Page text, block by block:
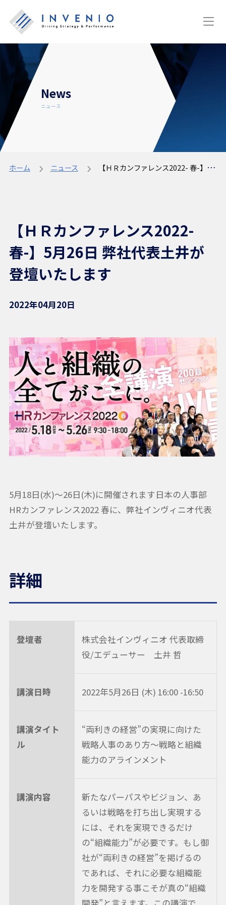
News
ニュース
ホーム ニュース 【ＨＲカンファレンス2022- 春-】5月26日 弊社代表土井が登壇いたします
【ＨＲカンファレンス2022-
春-】5月26日 弊社代表土井が
登壇いたします
2022年04月20日
5月18日(水)～26日(木)に開催されます日本の人事部
HRカンファレンス2022 春に、弊社インヴィニオ代表
土井が登壇いたします。
詳細
登壇者
株式会社インヴィニオ 代表取締
役/エデューサー 土井 哲
講演日時 2022年5月26日 (木) 16:00 -16:50
講演タイト
ル
“両利きの経営”の実現に向けた
戦略人事のあり方～戦略と組織
能力のアラインメント
講演内容
新たなパーパスやビジョン、あ
るいは戦略を打ち出し実現する
には、それを実現できるだけ
の“組織能力”が必要です。もし御
社が“両利きの経営”を掲げるの
であれば、それに必要な組織能
力を開発する事こそが真の“組織